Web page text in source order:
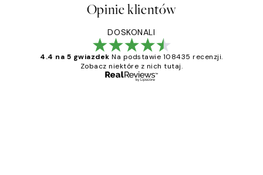
Opinie klientów
DOSKONALI
4.4 na 5 gwiazdek Na podstawie 108435 recenzji.
Zobacz niektóre z nich tutaj.